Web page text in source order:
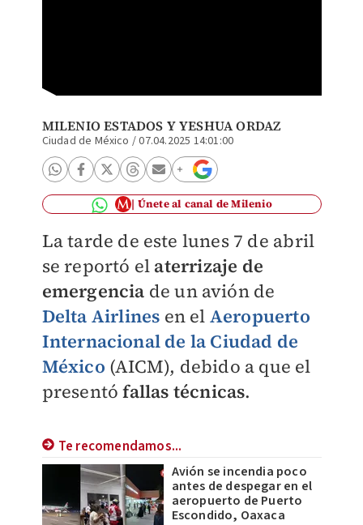
MILENIO ESTADOS Y YESHUA ORDAZ
Ciudad de México /07.04.2025 14:01:00
Únete al canal de Milenio
La tarde de este lunes 7 de abril
se reportó el aterrizaje de
emergencia de un avión de
Delta Airlines en el Aeropuerto
Internacional de la Ciudad de
México (AICM), debido a que el
presentófallas técnicas.
Te recomendamos...
Avión se incendia poco
antes de despegar en el
aeropuerto de Puerto
Escondido, Oaxaca